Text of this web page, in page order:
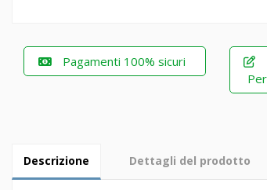
Pagamenti 100% sicuri
Descrizione Dettagli del prodotto